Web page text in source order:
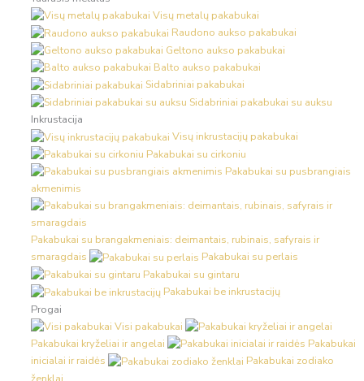
Visų metalų pakabukai
Raudono aukso pakabukai
Geltono aukso pakabukai
Balto aukso pakabukai
Sidabriniai pakabukai
Sidabriniai pakabukai su auksu
Inkrustacija
Visų inkrustacijų pakabukai
Pakabukai su cirkoniu
Pakabukai su pusbrangiais
akmenimis
Pakabukai su brangakmeniais: deimantais, rubinais, safyrais ir
smaragdais
Pakabukai su perlais
Pakabukai su gintaru
Pakabukai be inkrustacijų
Progai
Visi pakabukai
Pakabukai kryželiai ir angelai
Pakabukai
inicialai ir raidės
Pakabukai zodiako